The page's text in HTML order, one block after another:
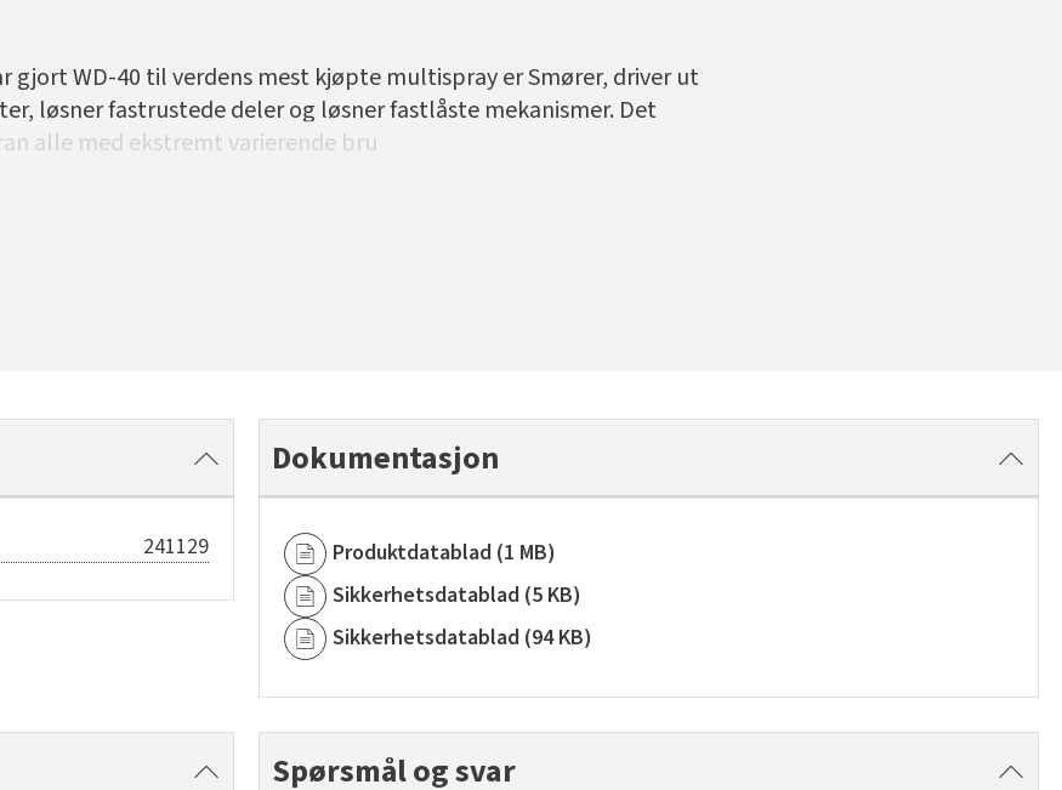
gjort WD-40 til verdens mest kjøpte multispray er Smører, driver ut
løsner fastrustede deler og løsner fastlåste mekanismer. Det
alle med ekstremt varierende bru
241129
Dokumentasjon
Produktdatablad (1 MB)
Sikkerhetsdatablad (5 KB)
Sikkerhetsdatablad (94 KB)
Spørsmål og svar